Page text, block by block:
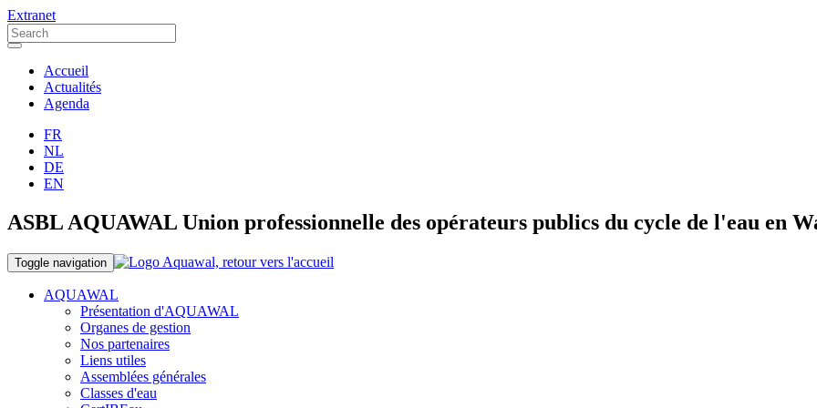
Extranet
Accueil
Actualités
Agenda
FR
NL
DE
EN
ASBL AQUAWAL Union professionnelle des opérateurs publics du cycle de l'eau en
Toggle navigation
AQUAWAL
Présentation d'AQUAWAL
Organes de gestion
Nos partenaires
Liens utiles
Assemblées générales
Classes d'eau